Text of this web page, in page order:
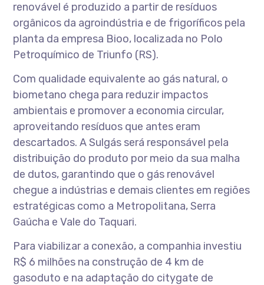
renovável é produzido a partir de resíduos
orgânicos da agroindústria e de frigoríficos pela
planta da empresa Bioo, localizada no Polo
Petroquímico de Triunfo (RS).
Com qualidade equivalente ao gás natural, o
biometano chega para reduzir impactos
ambientais e promover a economia circular,
aproveitando resíduos que antes eram
descartados. A Sulgás será responsável pela
distribuição do produto por meio da sua malha
de dutos, garantindo que o gás renovável
chegue a indústrias e demais clientes em regiões
estratégicas como a Metropolitana, Serra
Gaúcha e Vale do Taquari.
Para viabilizar a conexão, a companhia investiu
R$ 6 milhões na construção de 4 km de
gasoduto e na adaptação do citygate de